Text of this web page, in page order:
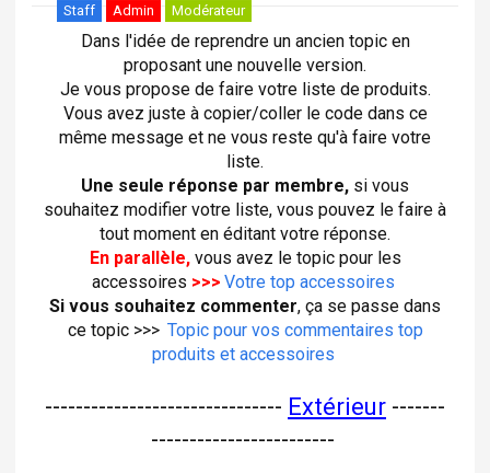
Staff Admin Modérateur
Dans l'idée de reprendre un ancien topic en
proposant une nouvelle version.
Je vous propose de faire votre liste de produits.
Vous avez juste à copier/coller le code dans ce
même message et ne vous reste qu'à faire votre
liste.
Une seule réponse par membre, si vous
souhaitez modifier votre liste, vous pouvez le faire à
tout moment en éditant votre réponse.
En parallèle,vous avez le topic pour les
accessoires >>> Votre top accessoires
Si vous souhaitez commenter, ça se passe dans
ce topic >>> Topic pour vos commentaires top
produits et accessoires
------------------------------- Extérieur -------
------------------------